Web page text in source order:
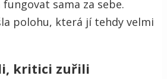
sama za sebe.
polohu, která jí tehdy velmi
kritici zuřili